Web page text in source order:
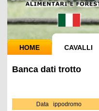
HOME CAVALLI
Banca dati trotto
Data ippodromo